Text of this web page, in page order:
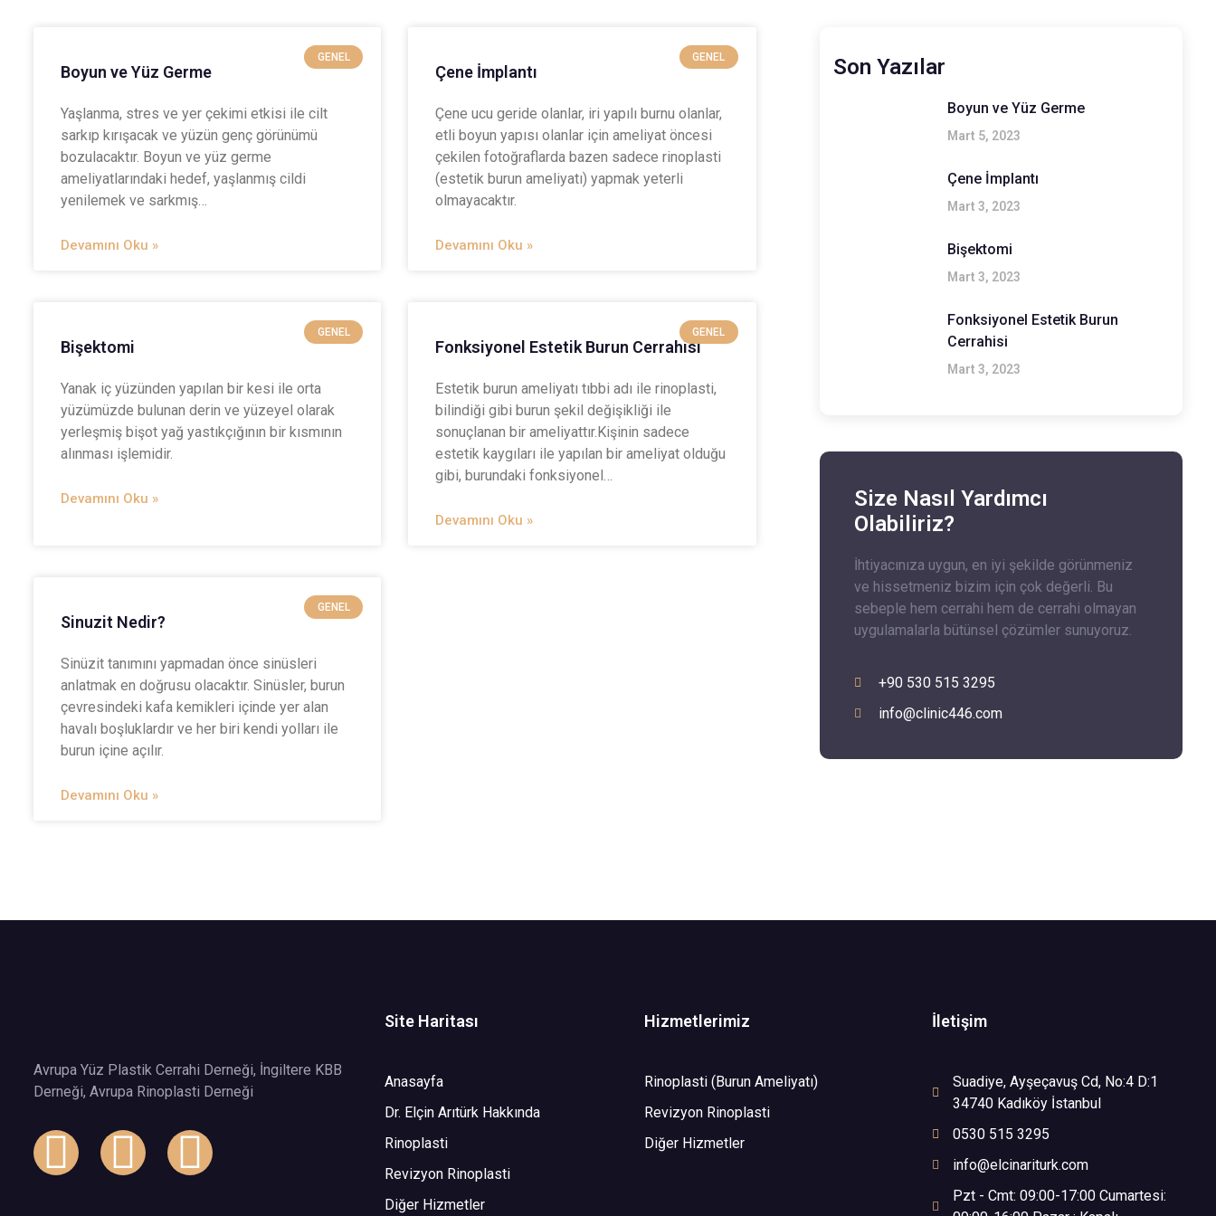
GENEL
Boyun ve Yüz Germe
Yaşlanma, stres ve yer çekimi etkisi ile cilt
sarkıp kırışacak ve yüzün genç görünümü
bozulacaktır. Boyun ve yüz germe
ameliyatlarındaki hedef, yaşlanmış cildi
yenilemek ve sarkmış…
Devamını Oku »
GENEL
Çene İmplantı
Çene ucu geride olanlar, iri yapılı burnu olanlar,
etli boyun yapısı olanlar için ameliyat öncesi
çekilen fotoğraflarda bazen sadece rinoplasti
(estetik burun ameliyatı) yapmak yeterli
olmayacaktır.
Devamını Oku »
GENEL
Bişektomi
Yanak iç yüzünden yapılan bir kesi ile orta
yüzümüzde bulunan derin ve yüzeyel olarak
yerleşmiş bişot yağ yastıkçığının bir kısmının
alınması işlemidir.
Devamını Oku »
GENEL
Fonksiyonel Estetik Burun Cerrahisi
Estetik burun ameliyatı tıbbi adı ile rinoplasti,
bilindiği gibi burun şekil değişikliği ile
sonuçlanan bir ameliyattır.Kişinin sadece
estetik kaygıları ile yapılan bir ameliyat olduğu
gibi, burundaki fonksiyonel…
Devamını Oku »
GENEL
Sinuzit Nedir?
Sinüzit tanımını yapmadan önce sinüsleri
anlatmak en doğrusu olacaktır. Sinüsler, burun
çevresindeki kafa kemikleri içinde yer alan
havalı boşluklardır ve her biri kendi yolları ile
burun içine açılır.
Devamını Oku »
Son Yazılar
Boyun ve Yüz Germe
Mart 5, 2023
Çene İmplantı
Mart 3, 2023
Bişektomi
Mart 3, 2023
Fonksiyonel Estetik Burun
Cerrahisi
Mart 3, 2023
Size Nasıl Yardımcı
Olabiliriz?
İhtiyacınıza uygun, en iyi şekilde görünmeniz
ve hissetmeniz bizim için çok değerli. Bu
sebeple hem cerrahi hem de cerrahi olmayan
uygulamalarla bütünsel çözümler sunuyoruz.
+90 530 515 3295
info@clinic446.com
Avrupa Yüz Plastik Cerrahi Derneği, İngiltere KBB
Derneği, Avrupa Rinoplasti Derneği
Site Haritası
Anasayfa
Dr. Elçin Arıtürk Hakkında
Rinoplasti
Revizyon Rinoplasti
Diğer Hizmetler
Hizmetlerimiz
Rinoplasti (Burun Ameliyatı)
Revizyon Rinoplasti
Diğer Hizmetler
İletişim
Suadiye, Ayşeçavuş Cd, No:4 D:1
34740 Kadıköy İstanbul
0530 515 3295
info@elcinariturk.com
Pzt - Cmt: 09:00-17:00 Cumartesi: